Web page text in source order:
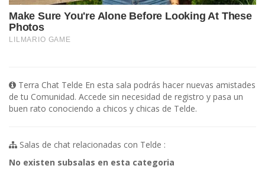
Terra Chat Telde En esta sala podrás hacer nuevas amistades
de tu Comunidad. Accede sin necesidad de registro y pasa un
buen rato conociendo a chicos y chicas de Telde.
Salas de chat relacionadas con Telde :
No existen subsalas en esta categoria